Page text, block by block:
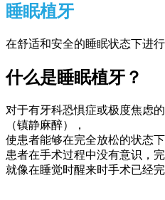
睡眠植牙
在舒适和安全的睡眠状态下进
什么是睡眠植牙？
对于有牙科恐惧症或极度焦虑
（镇静麻醉），
使患者能够在完全放松的状态下
患者在手术过程中没有意识，
就像在睡觉时醒来时手术已经完